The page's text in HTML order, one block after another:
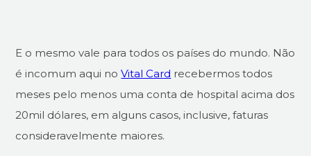
E o mesmo vale para todos os países do mundo. Não
é incomum aqui noVital Card recebermos todos
meses pelo menos uma conta de hospital acima dos
20mil dólares, em alguns casos, inclusive, faturas
consideravelmente maiores.